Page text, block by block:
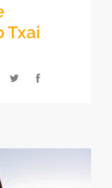
Txai